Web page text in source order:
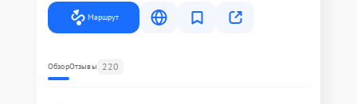
Маршрут
ОбзорОтзывы 220